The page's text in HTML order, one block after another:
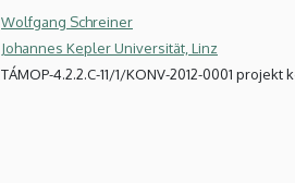
Wolfgang Schreiner
Johannes Kepler Universität, Linz
TÁMOP-4.2.2.C-11/1/KONV-2012-0001 projekt